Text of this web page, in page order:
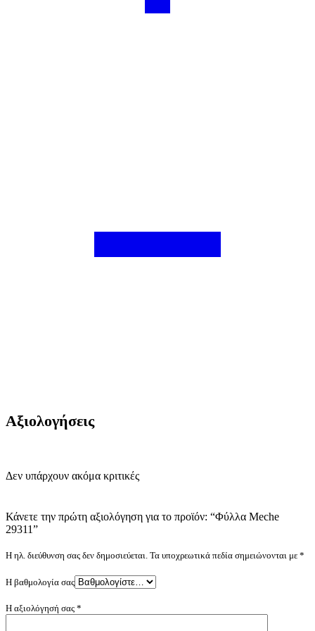
Αξιολογήσεις
Δεν υπάρχουν ακόμα κριτικές
Κάνετε την πρώτη αξιολόγηση για το προϊόν: “Φύλλα Meche
29311”
Η ηλ. διεύθυνση σας δεν δημοσιεύεται. Τα υποχρεωτικά πεδία σημειώνονται με *
Η βαθμολογία σας
Η αξιολόγησή σας *